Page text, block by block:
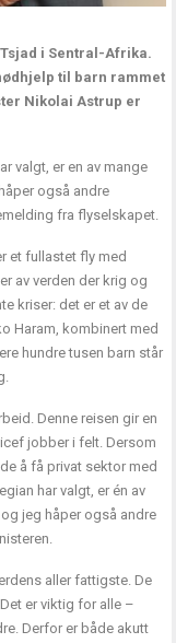
i Sentral-Afrika.
til barn rammet
Nikolai Astrup er
valgt, er en av mange
også andre
fra flyselskapet.
et fullastet fly med
av verden der krig og
kriser: det er et av de
Haram, kombinert med
hundre tusen barn står
Denne reisen gir en
jobber i felt. Dersom
å få privat sektor med
har valgt, er én av
jeg håper også andre
aller fattigste. De
er viktig for alle –
Derfor er både akutt